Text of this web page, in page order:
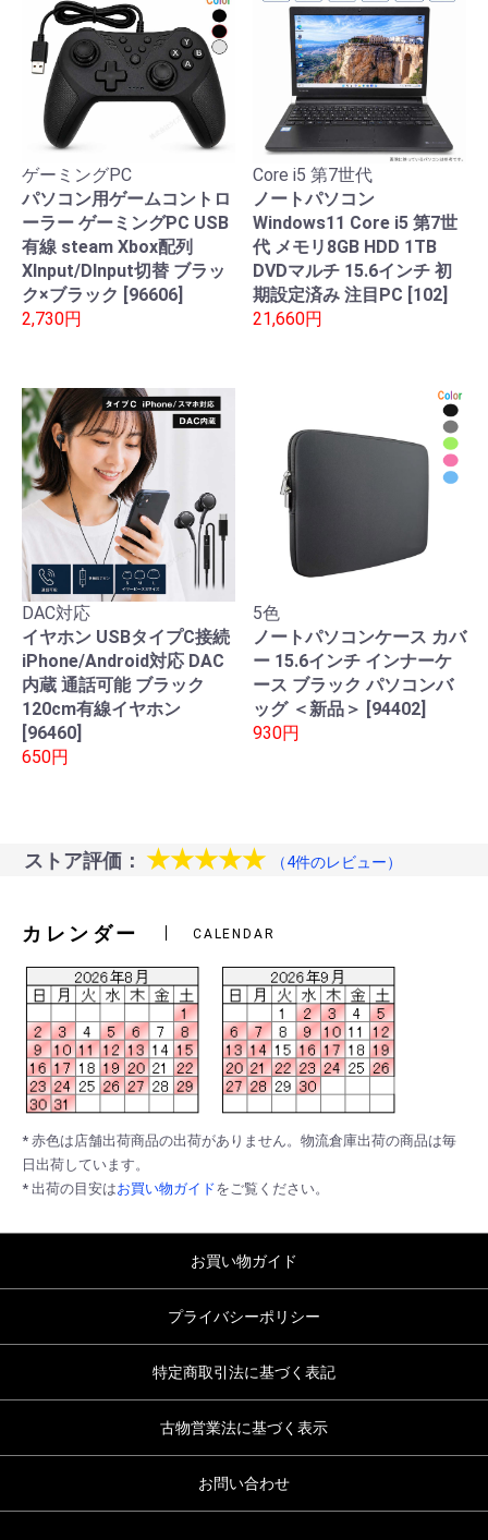
ゲーミングPC
パソコン用ゲームコントロ
ーラー ゲーミングPC USB
有線 steam Xbox配列
XInput/DInput切替 ブラッ
ク×ブラック [96606]
2,730円
Core i5 第7世代
ノートパソコン
Windows11 Core i5 第7世
代 メモリ8GB HDD 1TB
DVDマルチ 15.6インチ 初
期設定済み 注目PC [102]
21,660円
DAC対応
イヤホン USBタイプC接続
iPhone/Android対応 DAC
内蔵 通話可能 ブラック
120cm有線イヤホン
[96460]
650円
5色
ノートパソコンケース カバ
ー 15.6インチ インナーケ
ース ブラック パソコンバ
ッグ ＜新品＞ [94402]
930円
ストア評価： ★★★★★ （4件のレビュー）
カレンダー CALENDAR
* 赤色は店舗出荷商品の出荷がありません。物流倉庫出荷の商品は毎
日出荷しています。
* 出荷の目安はお買い物ガイドをご覧ください。
お買い物ガイド
プライバシーポリシー
特定商取引法に基づく表記
古物営業法に基づく表示
お問い合わせ